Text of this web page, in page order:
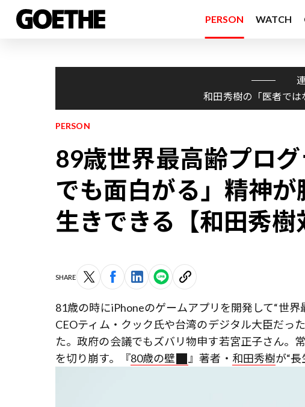
PERSON WATCH
和田秀樹の「医者では
PERSON
89歳世界最高齢プロ
でも面白がる」精神
生きできる【和田秀樹
SHARE
81歳の時にiPhoneのゲームアプリを開発して“世
CEOティム・クック氏や台湾のデジタル大臣だっ
た。政府の会議でもズバリ物申す若宮正子さん。
を切り崩す。『80歳の壁 』著者・ 和田秀樹が“